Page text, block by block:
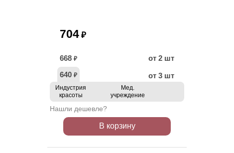
704 ₽
668 ₽
от 2 шт
640 ₽ от 3 шт
Индустрия
красоты
Мед.
учреждение
Нашли дешевле?
В корзину